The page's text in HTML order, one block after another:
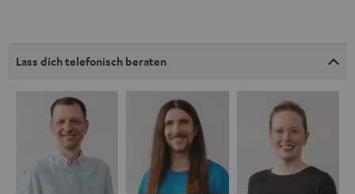
Lass dich telefonisch beraten